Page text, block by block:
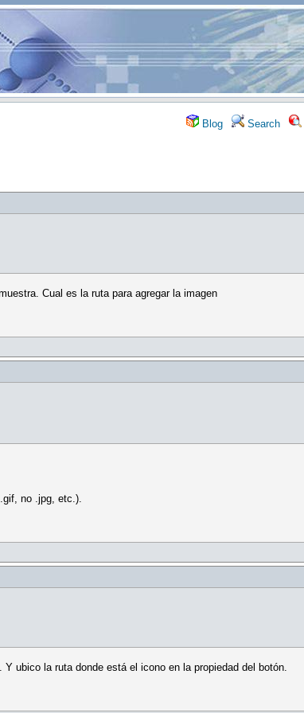
Blog Search
Cual es la ruta para agregar la imagen
no .jpg, etc.).
ubico la ruta donde está el icono en la propiedad del botón.